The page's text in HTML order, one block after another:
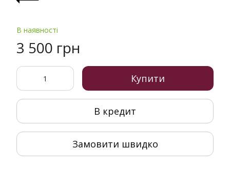
В наявності
3 500 грн
Купити
В кредит
Замовити швидко